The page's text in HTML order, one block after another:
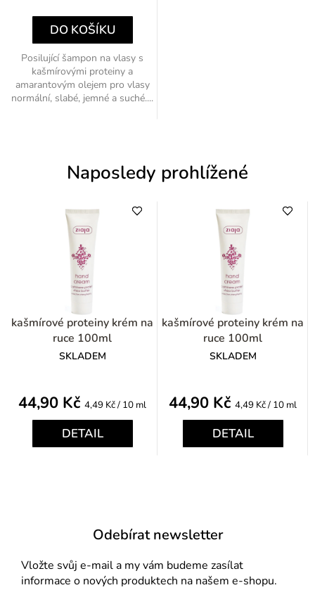
DO KOŠÍKU
Posilující šampon na vlasy s
kašmírovými proteiny a
amarantovým olejem pro vlasy
normální, slabé, jemné a suché....
Naposledy prohlížené
kašmírové proteiny krém na
ruce 100ml
SKLADEM
44,90 Kč Měrná
cena:
4,49 Kč / 10 ml
DETAIL
kašmírové proteiny krém na
ruce 100ml
SKLADEM
44,90 Kč Měrná
cena:
4,49 Kč / 10 ml
DETAIL
Odebírat newsletter
Vložte svůj e-mail a my vám budeme zasílat
informace o nových produktech na našem e-shopu.